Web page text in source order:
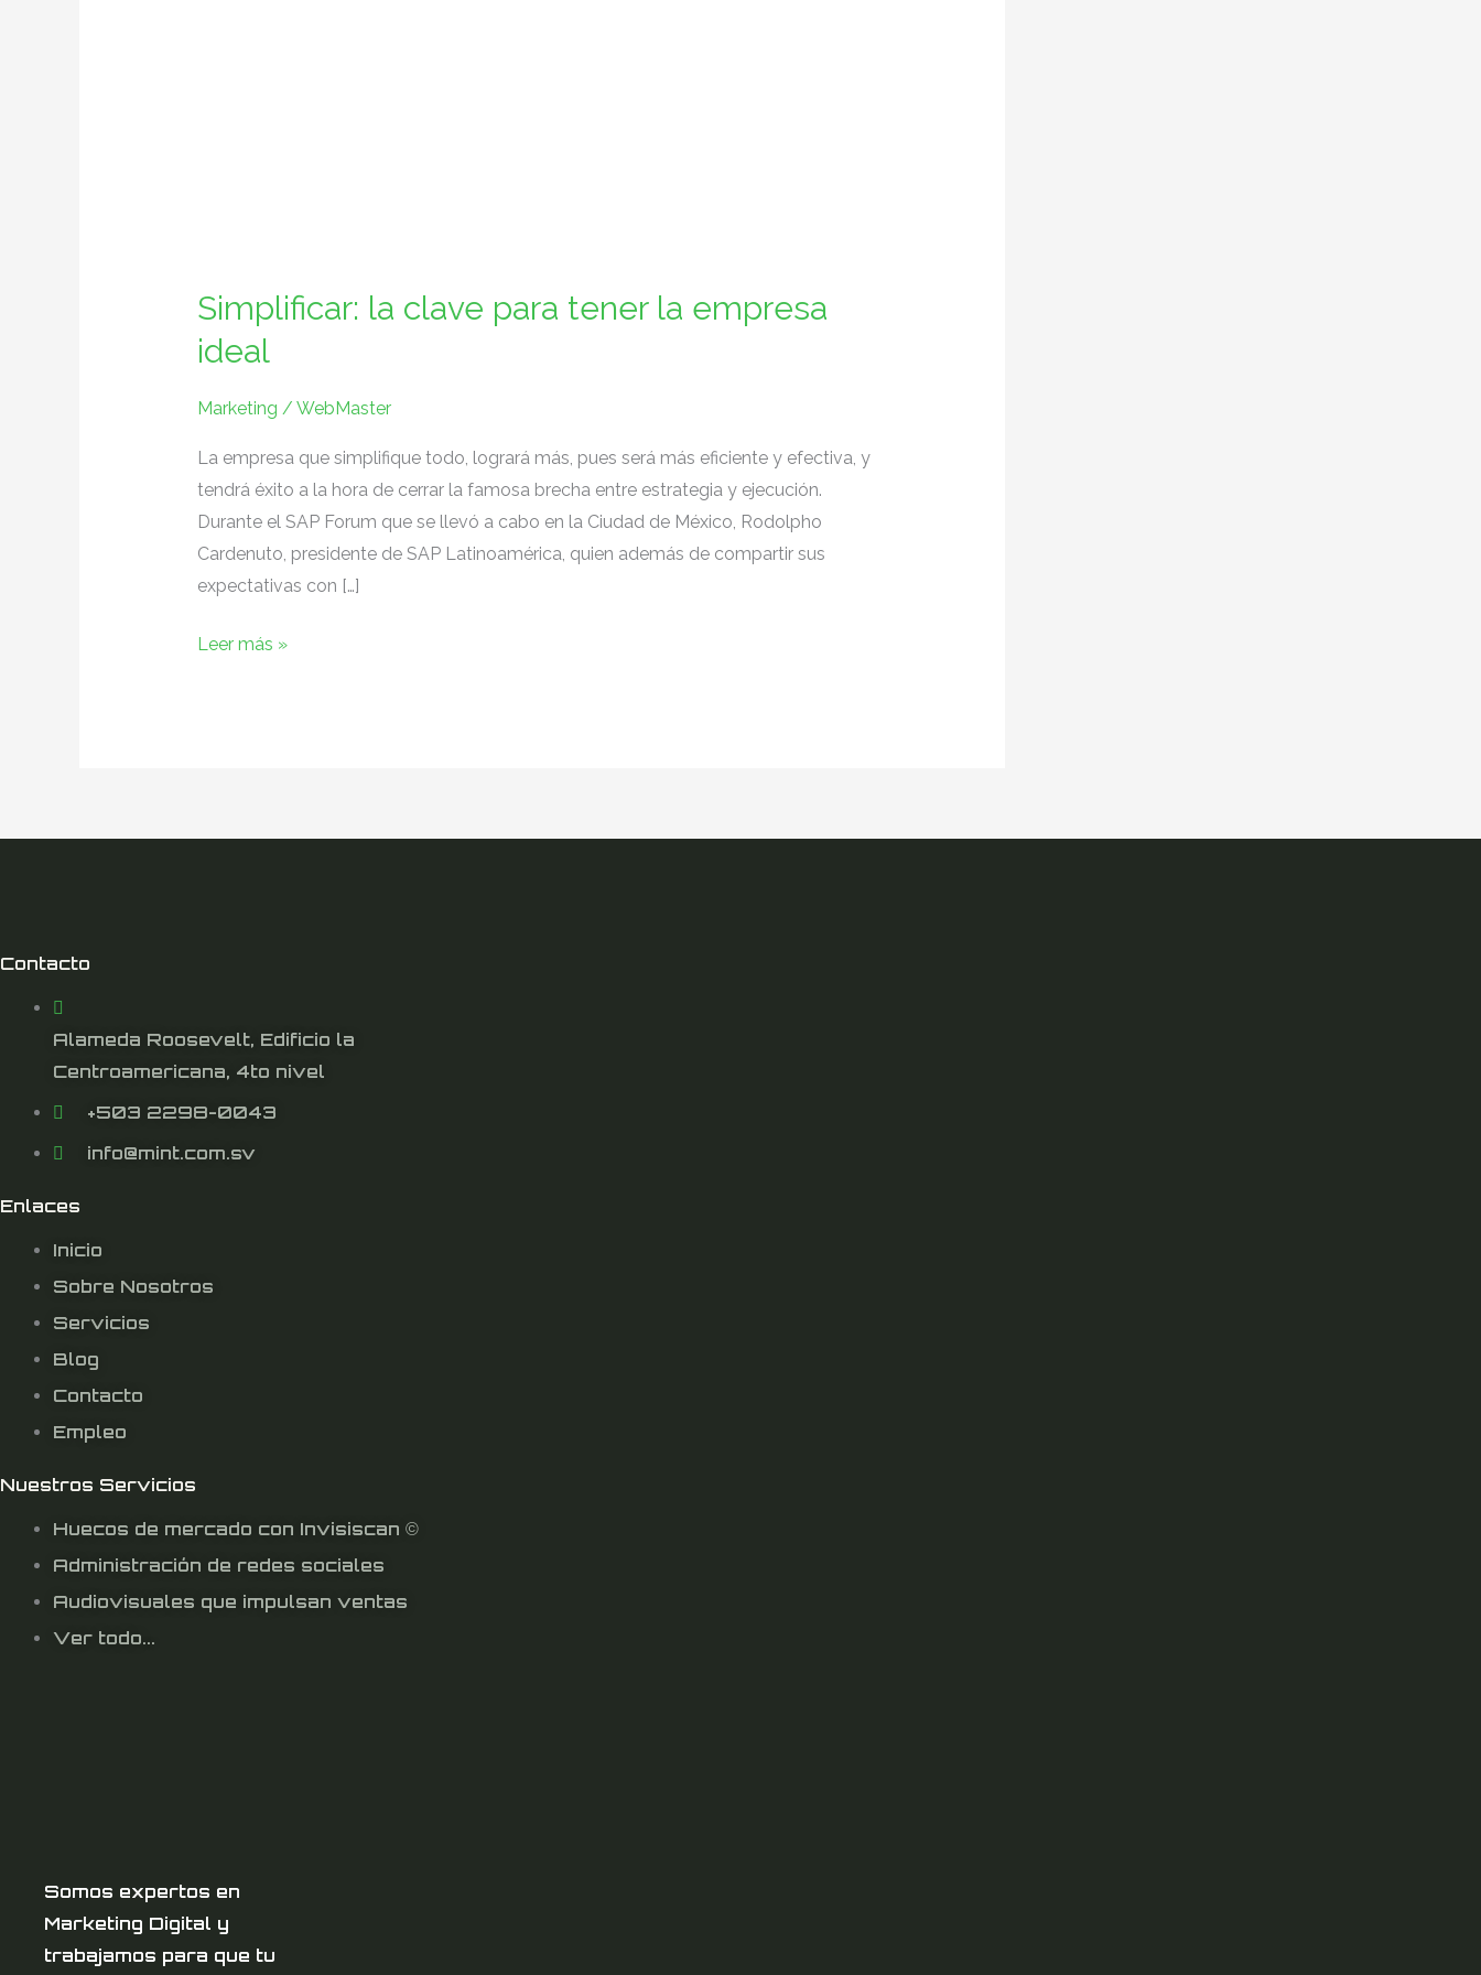
Simplificar: la clave para tener la empresa
ideal
Marketing / WebMaster
La empresa que simplifique todo, logrará más, pues será más eficiente y efectiva, y
tendrá éxito a la hora de cerrar la famosa brecha entre estrategia y ejecución.
Durante el SAP Forum que se llevó a cabo en la Ciudad de México, Rodolpho
Cardenuto, presidente de SAP Latinoamérica, quien además de compartir sus
expectativas con […]
Leer más »
Contacto
Alameda Roosevelt, Edificio la
Centroamericana, 4to nivel
+503 2298-0043
info@mint.com.sv
Enlaces
Inicio
Sobre Nosotros
Servicios
Blog
Contacto
Empleo
Nuestros Servicios
Huecos de mercado con Invisiscan ©
Administración de redes sociales
Audiovisuales que impulsan ventas
Ver todo...
Somos expertos en
Marketing Digital y
trabajamos para que tu